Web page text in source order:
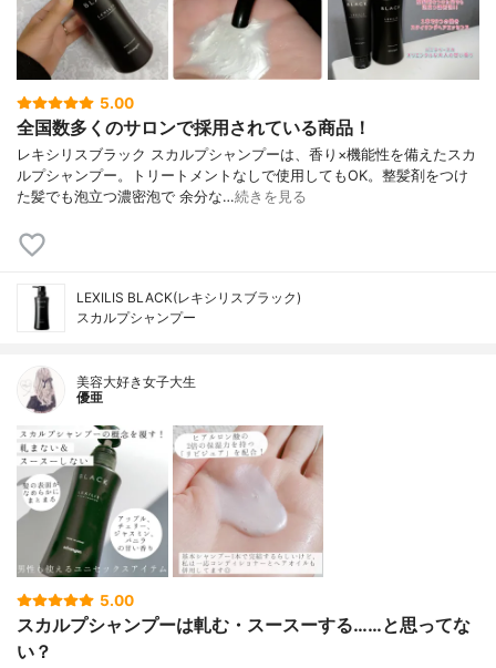
5.00
全国数多くのサロンで採用されている商品！
レキシリスブラック スカルプシャンプーは、香り×機能性を備えたスカ
ルプシャンプー。トリートメントなしで使用してもOK。整髪剤をつけ
た髪でも泡立つ濃密泡で 余分な…続きを見る
LEXILIS BLACK(レキシリスブラック)
スカルプシャンプー
美容大好き女子大生
優亜
5.00
スカルプシャンプーは軋む・スースーする……と思ってな
い？